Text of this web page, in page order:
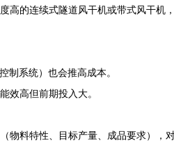
高的连续式隧道风干机或带式风干
制系统）也会推高成本。
效高但前期投入大。
物料特性、目标产量、成品要求）